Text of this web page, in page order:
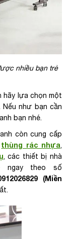
nhiều bạn trẻ
hãy lựa chọn một
như bạn cần
bạn nhé.
còn cung cấp
thùng rác nhựa,
, các thiết bị nhà
ngay theo số
(Miền